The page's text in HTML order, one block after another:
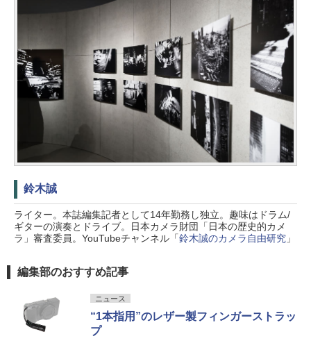
鈴木誠
ライター。本誌編集記者として14年勤務し独立。趣味はドラム/
ギターの演奏とドライブ。日本カメラ財団「日本の歴史的カメ
ラ」審査委員。YouTubeチャンネル「鈴木誠のカメラ自由研究」
編集部のおすすめ記事
ニュース
“1本指用”のレザー製フィンガーストラッ
プ